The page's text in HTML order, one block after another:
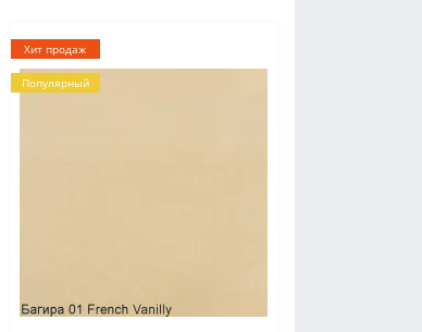
Хит продаж
Популярный